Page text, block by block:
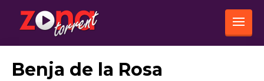
Benja de la Rosa